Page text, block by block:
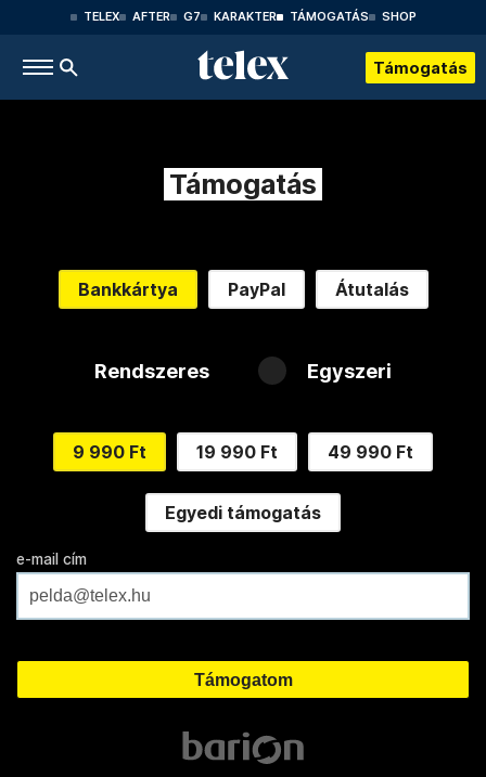
TELEX AFTER G7 KARAKTER TÁMOGATÁS SHOP
Támogatás
Támogatás
Bankkártya PayPal Átutalás
Rendszeres Egyszeri
9 990 Ft 19 990 Ft 49 990 Ft
Egyedi támogatás
e-mail cím